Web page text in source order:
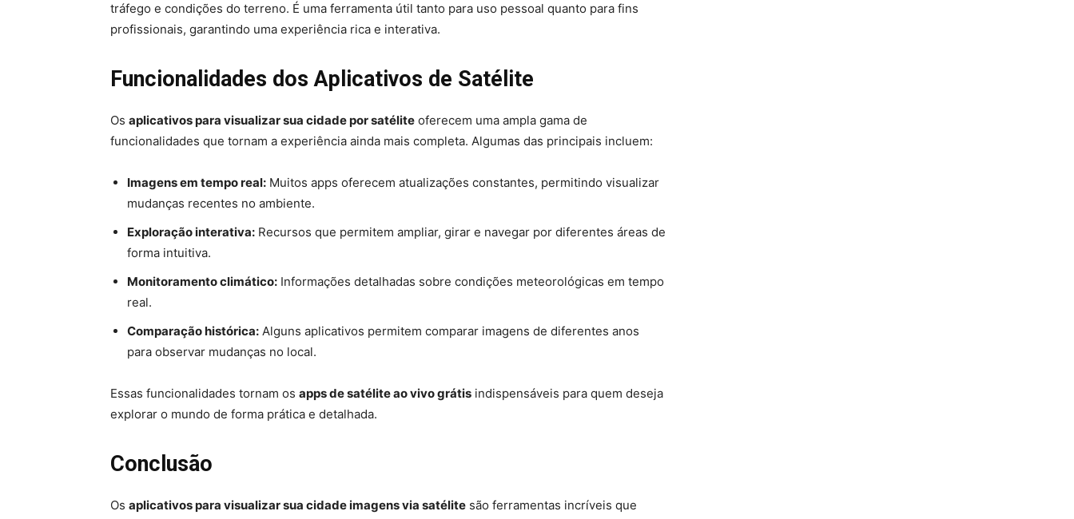
tráfego e condições do terreno. É uma ferramenta útil tanto para uso pessoal quanto para fins
profissionais, garantindo uma experiência rica e interativa.
Funcionalidades dos Aplicativos de Satélite
Os aplicativos para visualizar sua cidade por satélite oferecem uma ampla gama de
funcionalidades que tornam a experiência ainda mais completa. Algumas das principais incluem:
Imagens em tempo real: Muitos apps oferecem atualizações constantes, permitindo visualizar
mudanças recentes no ambiente.
Exploração interativa: Recursos que permitem ampliar, girar e navegar por diferentes áreas de
forma intuitiva.
Monitoramento climático: Informações detalhadas sobre condições meteorológicas em tempo
real.
Comparação histórica: Alguns aplicativos permitem comparar imagens de diferentes anos
para observar mudanças no local.
Essas funcionalidades tornam os apps de satélite ao vivo grátis indispensáveis para quem deseja
explorar o mundo de forma prática e detalhada.
Conclusão
Os aplicativos para visualizar sua cidade imagens via satélite são ferramentas incríveis que